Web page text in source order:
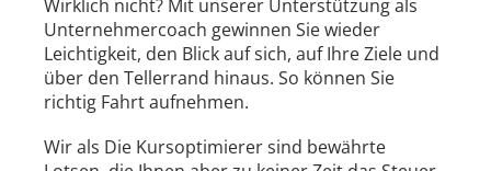
Wirklich nicht? Mit unserer Unterstützung als
Unternehmercoach gewinnen Sie wieder
Leichtigkeit, den Blick auf sich, auf Ihre Ziele und
über den Tellerrand hinaus. So können Sie
richtig Fahrt aufnehmen.
Wir als Die Kursoptimierer sind bewährte